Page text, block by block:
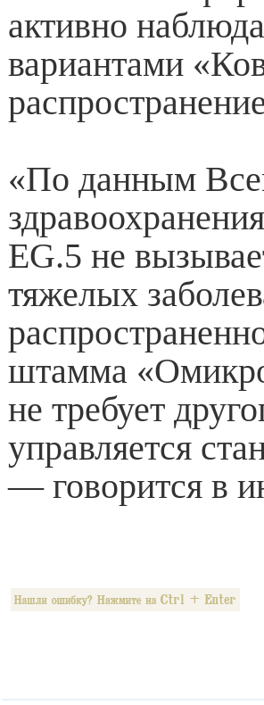
активно
вариантами
«По данным
EG.5 не
тяжелых
штамма
не требует
управляется
— говорится в